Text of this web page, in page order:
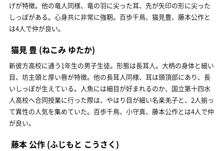
げが特徴。他の竜人同様、竜の羽に尖った耳、先が矢印の形に尖った
しっぽがある。心身共に非常に強靭。百歩千鳥、猫見豊、藤本公作と
は4人で仲が良い。
猫見 豊 (ねこみ ゆたか)
新彼方高校に通う1年生の男子生徒。形態は長耳人。大柄の身体と細い
目、坊主頭と厚い唇が特徴。他の長耳人同様、耳は頭頂部にあり、長
いしっぽが生えている。人魚には細目が好まれるのか、国立第十四水
人高校へ合同授業に行った際は、やはり目が細い名楽羌子と、2人揃っ
て異性の人気を集めていた。百歩千鳥、小守真、藤本公作とは4人で仲
が良い。
藤本 公作 (ふじもと こうさく)